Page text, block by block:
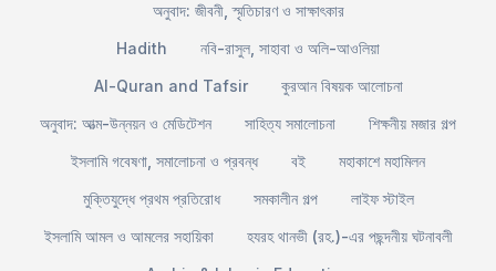
অনুবাদ: জীবনী, স্মৃতিচারণ ও সাক্ষাৎকার
Hadith
নবি-রাসুল, সাহাবা ও অলি-আওলিয়া
Al-Quran and Tafsir
কুরআন বিষয়ক আলোচনা
অনুবাদ: আত্ম-উন্নয়ন ও মেডিটেশন
সাহিত্য সমালোচনা
শিক্ষনীয় মজার গল্প
ইসলামি গবেষণা, সমালোচনা ও প্রবন্ধ
বই
মহাকাশে মহামিলন
মুক্তিযুদ্ধে প্রথম প্রতিরোধ
সমকালীন গল্প
লাইফ স্টাইল
ইসলামি আমল ও আমলের সহায়িকা
হযরহ থানভী (রহ.)-এর পছন্দনীয় ঘটনাবলী